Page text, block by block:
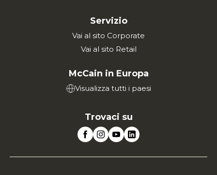
Servizio
Vai al sito Corporate
Vai al sito Retail
McCain in Europa
Visualizza tutti i paesi
Trovaci su